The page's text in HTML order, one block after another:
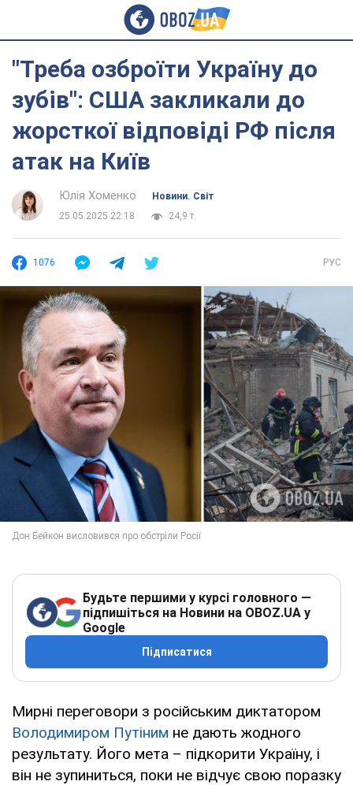
"Треба озброїти Україну до
зубів": США закликали до
жорсткої відповіді РФ після
атак на Київ
Юлія Хоменко
Новини. Світ
25.05.2025 22:18
24,9 т.
1076 РУС
Будьте першими у курсі головного —
підпишіться на Новини на OBOZ.UA у
Google
Підписатися
Мирні переговори з російським диктатором
Володимиром Путіним не дають жодного
результату. Його мета – підкорити Україну, і
він не зупиниться, поки не відчує свою поразку